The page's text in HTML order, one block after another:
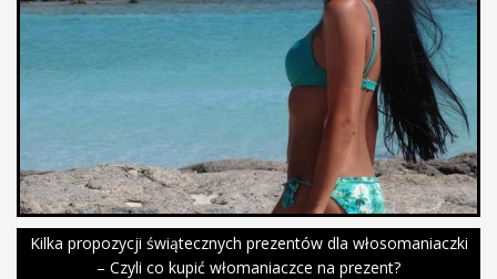
Kilka propozycji świątecznych prezentów dla włosomaniaczki
– Czyli co kupić włomaniaczce na prezent?